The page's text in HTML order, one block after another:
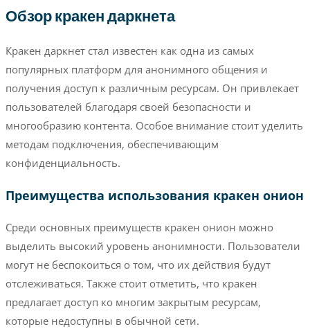
Обзор кракен даркнета
Кракен даркнет стал известен как одна из самых
популярных платформ для анонимного общения и
получения доступ к различным ресурсам. Он привлекает
пользователей благодаря своей безопасности и
многообразию контента. Особое внимание стоит уделить
методам подключения, обеспечивающим
конфиденциальность.
Преимущества использования кракен онион
Среди основных преимуществ кракен онион можно
выделить высокий уровень анонимности. Пользователи
могут не беспокоиться о том, что их действия будут
отслеживаться. Также стоит отметить, что кракен
предлагает доступ ко многим закрытым ресурсам,
которые недоступны в обычной сети.